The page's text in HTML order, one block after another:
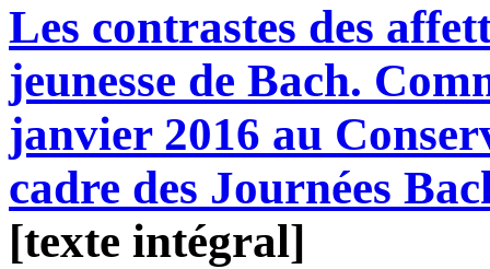
Les contrastes des
jeunesse de Bach.
janvier 2016 au
cadre des Journées
[texte intégral]